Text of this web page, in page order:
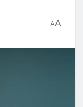
AA